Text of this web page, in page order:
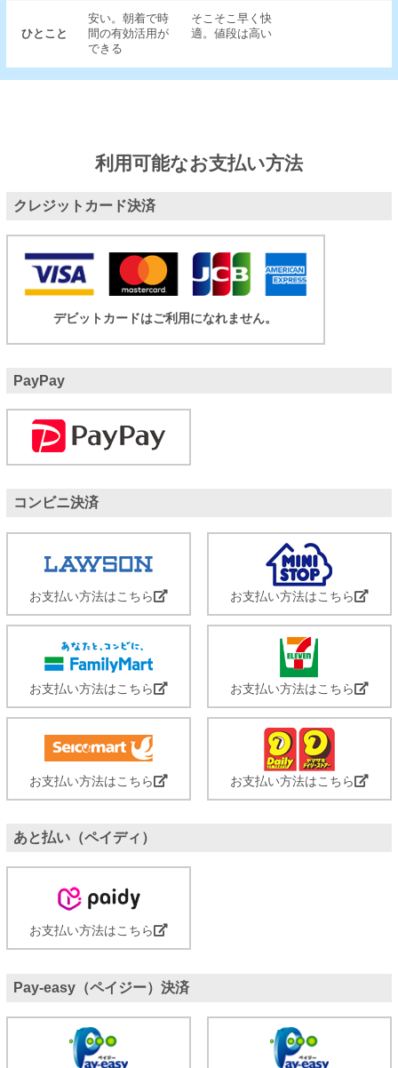
ひとこと
安い。朝着で時
間の有効活用が
できる
そこそこ早く快
適。値段は高い
利用可能なお支払い方法
クレジットカード決済
デビットカードはご利用になれません。
PayPay
コンビニ決済
お支払い方法はこちら お支払い方法はこちら
お支払い方法はこちら お支払い方法はこちら
お支払い方法はこちら お支払い方法はこちら
あと払い（ペイディ）
お支払い方法はこちら
Pay-easy（ペイジー）決済